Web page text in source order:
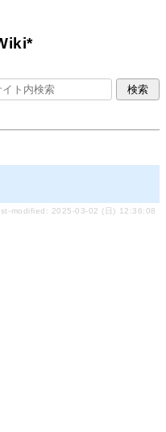
modified: 2025-03-02 (日) 12:36:08